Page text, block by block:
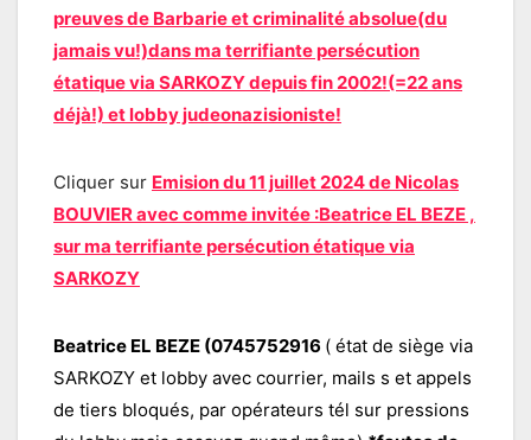
preuves de Barbarie et criminalité absolue(du
jamais vu!)dans ma terrifiante persécution
étatique via SARKOZY depuis fin 2002!(=22 ans
déjà!) et lobby judeonazisioniste!
Cliquer sur Emision du 11 juillet 2024 de Nicolas
BOUVIER avec comme invitée :Beatrice EL BEZE ,
sur ma terrifiante persécution étatique via
SARKOZY
Beatrice EL BEZE (0745752916 ( état de siège via
SARKOZY et lobby avec courrier, mails s et appels
de tiers bloqués, par opérateurs tél sur pressions